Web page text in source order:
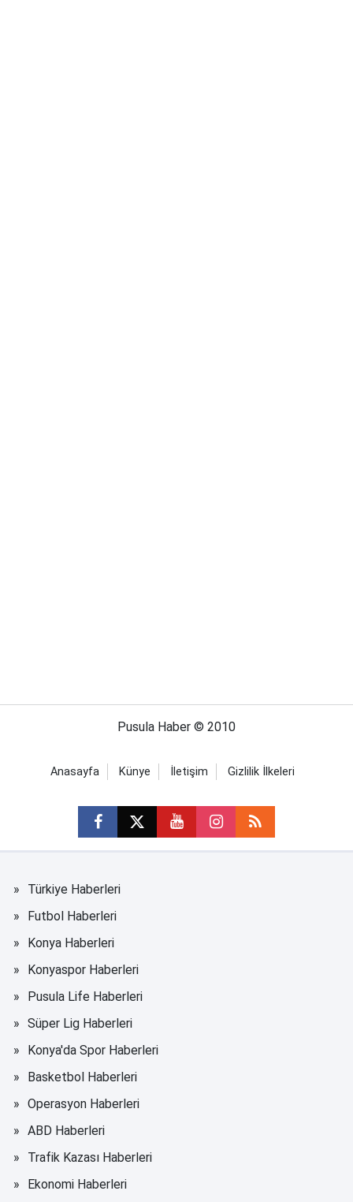
Pusula Haber © 2010
Anasayfa Künye İletişim Gizlilik İlkeleri
Türkiye Haberleri
Futbol Haberleri
Konya Haberleri
Konyaspor Haberleri
Pusula Life Haberleri
Süper Lig Haberleri
Konya'da Spor Haberleri
Basketbol Haberleri
Operasyon Haberleri
ABD Haberleri
Trafik Kazası Haberleri
Ekonomi Haberleri